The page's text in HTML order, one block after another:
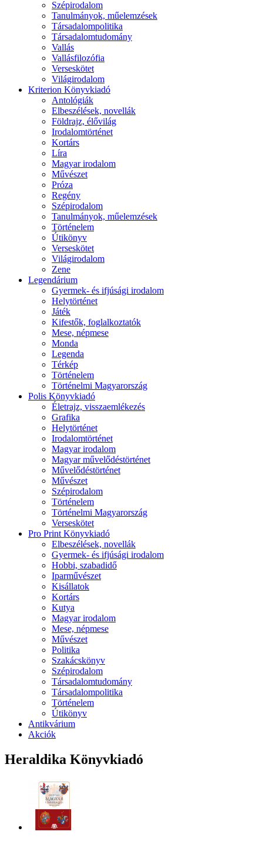
Szépirodalom
Tanulmányok, műelemzések
Társadalompolitika
Társadalomtudomány
Vallás
Vallásfilozófia
Verseskötet
Világirodalom
Kriterion Könyvkiadó
Antológiák
Elbeszélések, novellák
Földrajz, élővilág
Irodalomtörténet
Kortárs
Líra
Magyar irodalom
Művészet
Próza
Regény
Szépirodalom
Tanulmányok, műelemzések
Történelem
Útikönyv
Verseskötet
Világirodalom
Zene
Legendárium
Gyermek- és ifjúsági irodalom
Helytörténet
Játék
Kifestők, foglalkoztatók
Mese, népmese
Monda
Legenda
Térkép
Történelem
Történelmi Magyarország
Polis Könyvkiadó
Életrajz, visszaemlékezés
Grafika
Helytörténet
Irodalomtörténet
Magyar irodalom
Magyar művelődéstörténet
Művelődéstörténet
Művészet
Szépirodalom
Történelem
Történelmi Magyarország
Verseskötet
Pro Print Könyvkiadó
Elbeszélések, novellák
Gyermek- és ifjúsági irodalom
Hobbi, szabadidő
Iparművészet
Kisállatok
Kortárs
Kutya
Magyar irodalom
Mese, népmese
Művészet
Politika
Szakácskönyv
Szépirodalom
Társadalomtudomány
Társadalompolitika
Történelem
Útikönyv
Antikvárium
Akciók
Heraldika Könyvkiadó